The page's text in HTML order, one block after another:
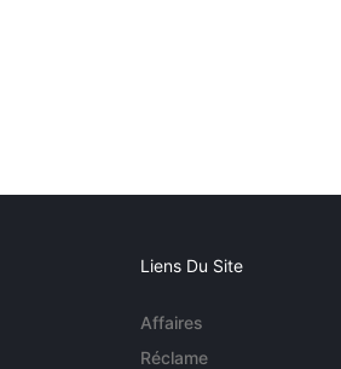
Liens Du Site
Affaires
Réclame